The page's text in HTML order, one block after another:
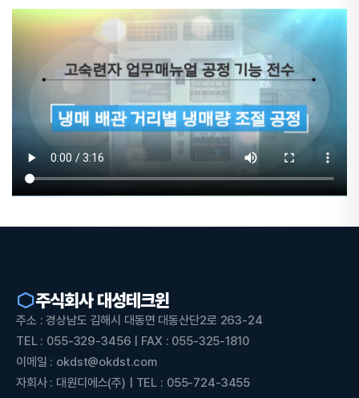
주식회사 대성테크윈
주소 : 경상남도 김해시 대동면 대동산단2로 263-24
TEL : 055-329-3456 | FAX : 055-325-1810
이메일 : okdst@okdst.com
자회사 : 대원디에스(주) | TEL : 055-724-3455